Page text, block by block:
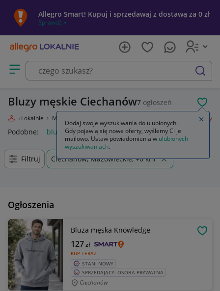
Allegro Smart! Kupuj i sprzedawaj z dostawą za 0 zł
Sprawdź »
Otwórz menu z kategoriami
szukaj
Bluzy męskie Ciechanów7 ogłoszeń
Allegro Lokalnie Moda Bluzy
Podobne: bluza bluza nike bluzy męskie bluza dla par
Filtruj Ciechanów, Mazowieckie, +0 km
Ogłoszenia
Bluza męska Knowledge
KUP TERAZ
127zł
STAN: NOWY
SPRZEDAJĄCY: OSOBA PRYWATNA
Ciechanów
Dodaj swoje wyszukiwania do ulubionych.
Gdy pojawią się nowe oferty, wyślemy Ci je
mailowo. Ustaw powiadomienia w ulubionych
wyszukiwaniach.